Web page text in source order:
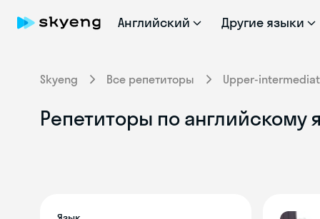
Английский Другие языки
Skyeng Все репетиторы Upper-
Репетиторы по английскому